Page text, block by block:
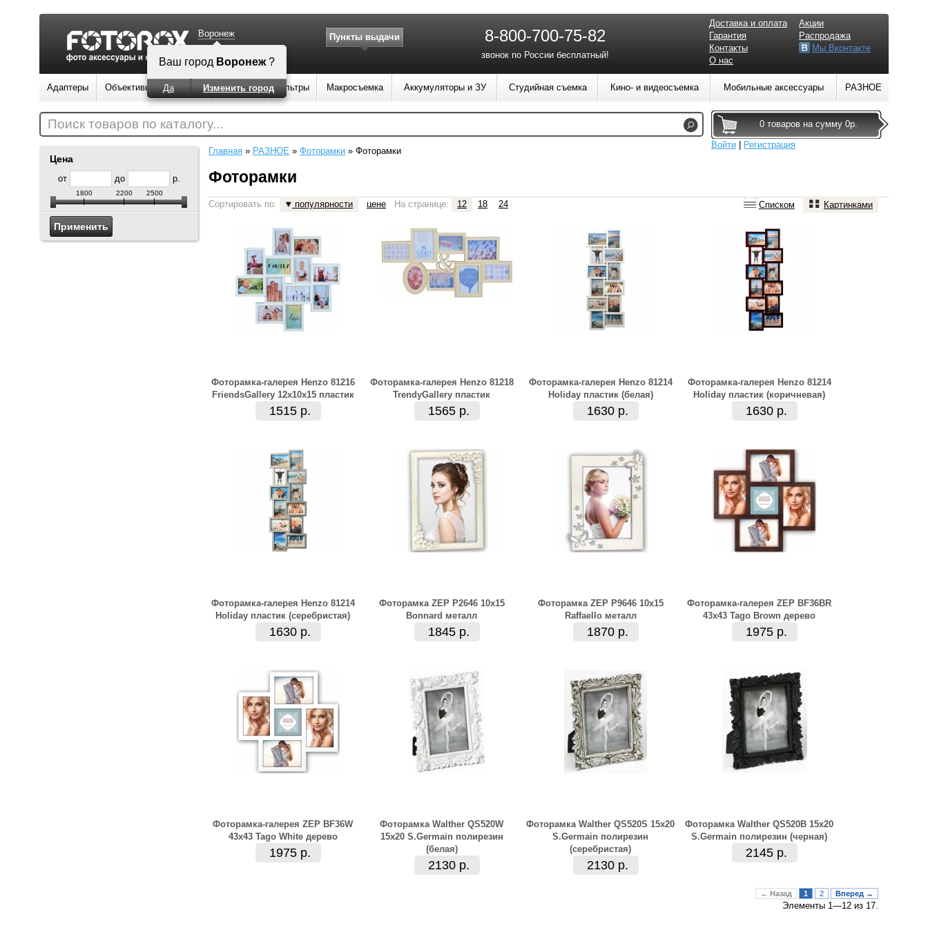
Цена
от до р.
1800 2200 2500
Главная » РАЗНОЕ » Фоторамки » Фоторамки
Фоторамки
Сортировать по: популярности цене На странице: 12 18 24 Списком Картинками
Фоторамка-галерея Henzo 81216
FriendsGallery 12х10х15 пластик
1515 р.
Фоторамка-галерея Henzo 81218
TrendyGallery пластик
1565 р.
Фоторамка-галерея Henzo 81214
Holiday пластик (белая)
1630 р.
Фоторамка-галерея Henzo 81214
Holiday пластик (коричневая)
1630 р.
Фоторамка-галерея Henzo 81214
Holiday пластик (серебристая)
1630 р.
Фоторамка ZEP P2646 10x15
Bonnard металл
1845 р.
Фоторамка ZEP P9646 10x15
Raffaello металл
1870 р.
Фоторамка-галерея ZEP BF36BR
43x43 Tago Brown дерево
1975 р.
Фоторамка-галерея ZEP BF36W
43x43 Tago White дерево
1975 р.
Фоторамка Walther QS520W
15x20 S.Germain полирезин
(белая)
2130 р.
Фоторамка Walther QS520S 15x20
S.Germain полирезин
(серебристая)
2130 р.
Фоторамка Walther QS520B 15x20
S.Germain полирезин (черная)
2145 р.
← Назад 1 2 Вперед →
Элементы 1—12 из 17.
Воронеж
Ваш город Воронеж?
Да Изменить город
Пункты выдачи 8-800-700-75-82
звонок по России бесплатный!
Доставка и оплата
Гарантия
Контакты
О нас
Акции
Распродажа
Мы Вконтакте
Адаптеры Объективы Вспышки Штативы Фильтры Макросъемка Аккумуляторы и ЗУ Студийная съемка Кино- и видеосъемка Мобильные аксессуары РАЗНОЕ
0 товаров на сумму 0р.
Войти
Регистрация
Поиск товаров по каталогу...